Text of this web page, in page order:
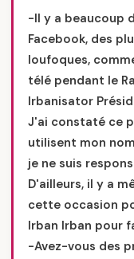
-Il y a beaucoup
Facebook, des
loufoques,
télé pendant le
Irbanisator
J'ai constaté ce
utilisent mon
je ne suis
D'ailleurs, il y a
cette occasion
Irban Irban pour
-Avez-vous des